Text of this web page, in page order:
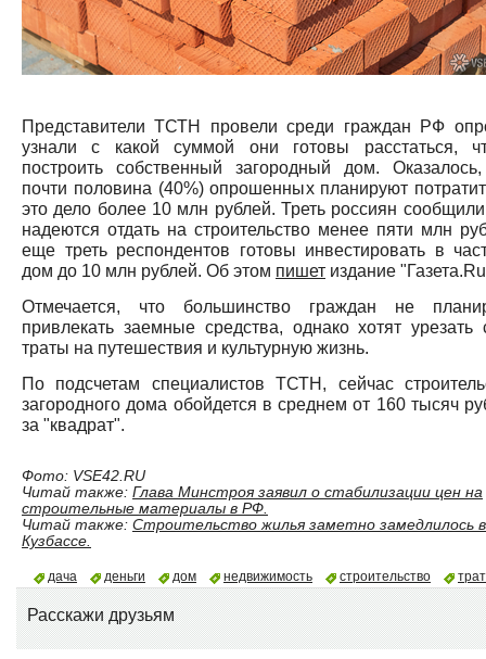
Представители ТСТН провели среди граждан РФ
узнали с какой суммой они готовы расстаться,
построить собственный загородный дом.
почти половина (40%) опрошенных планируют
это дело более 10 млн рублей. Треть россиян
надеются отдать на строительство менее пяти млн
еще треть респондентов готовы инвестировать в
дом до 10 млн рублей. Об этом пишет издание
Отмечается, что большинство граждан не
привлекать заемные средства, однако хотят урезать
траты на путешествия и культурную жизнь.
По подсчетам специалистов ТСТН, сейчас
загородного дома обойдется в среднем от 160 тысяч
за "квадрат".
Фото: VSE42.RU
Читай также: Глава Минстроя заявил о стабилизации цен на
строительные материалы в РФ.
Читай также: Строительство жилья заметно замедлилось в
Кузбассе.
дача деньги дом недвижимость строительство
Расскажи друзьям